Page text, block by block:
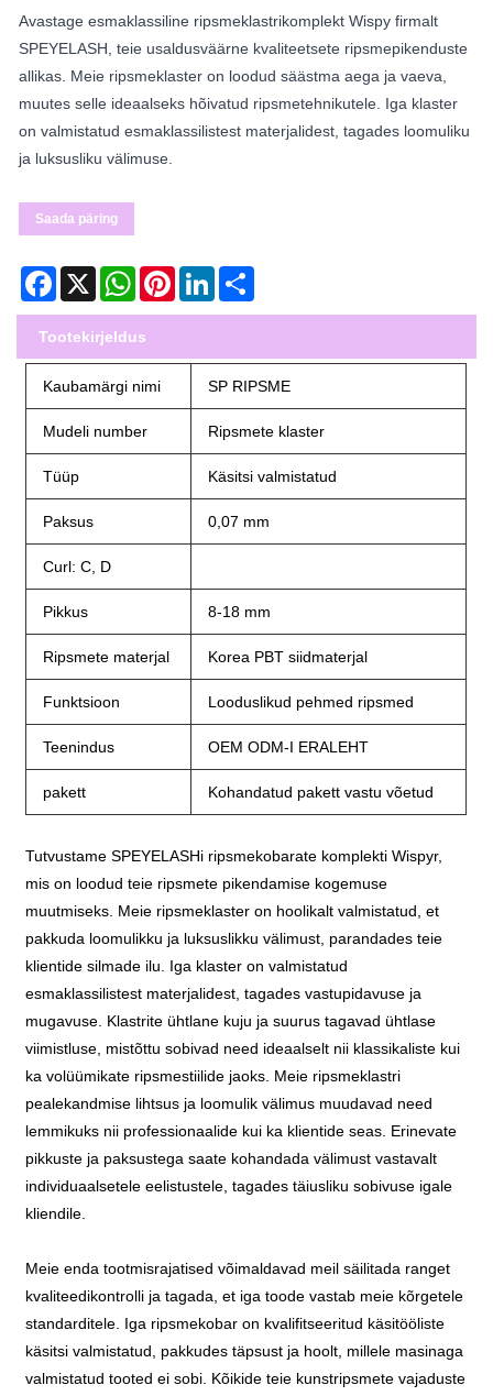
Avastage esmaklassiline ripsmeklastrikomplekt Wispy firmalt
SPEYELASH, teie usaldusväärne kvaliteetsete ripsmepikenduste
allikas. Meie ripsmeklaster on loodud säästma aega ja vaeva,
muutes selle ideaalseks hõivatud ripsmetehnikutele. Iga klaster
on valmistatud esmaklassilistest materjalidest, tagades loomuliku
ja luksusliku välimuse.
Saada päring
Facebook
X WhatsAppPinterestLinkedIn
Tootekirjeldus
Kaubamärgi nimi SP RIPSME
Mudeli number Ripsmete klaster
Tüüp Käsitsi valmistatud
Paksus 0,07 mm
Curl: C, D
Pikkus 8-18 mm
Ripsmete materjal Korea PBT siidmaterjal
Funktsioon Looduslikud pehmed ripsmed
Teenindus OEM ODM-I ERALEHT
pakett Kohandatud pakett vastu võetud
Tutvustame SPEYELASHi ripsmekobarate komplekti Wispyr,
mis on loodud teie ripsmete pikendamise kogemuse
muutmiseks. Meie ripsmeklaster on hoolikalt valmistatud, et
pakkuda loomulikku ja luksuslikku välimust, parandades teie
klientide silmade ilu. Iga klaster on valmistatud
esmaklassilistest materjalidest, tagades vastupidavuse ja
mugavuse. Klastrite ühtlane kuju ja suurus tagavad ühtlase
viimistluse, mistõttu sobivad need ideaalselt nii klassikaliste kui
ka volüümikate ripsmestiilide jaoks. Meie ripsmeklastri
pealekandmise lihtsus ja loomulik välimus muudavad need
lemmikuks nii professionaalide kui ka klientide seas. Erinevate
pikkuste ja paksustega saate kohandada välimust vastavalt
individuaalsetele eelistustele, tagades täiusliku sobivuse igale
kliendile.
Meie enda tootmisrajatised võimaldavad meil säilitada ranget
kvaliteedikontrolli ja tagada, et iga toode vastab meie kõrgetele
standarditele. Iga ripsmekobar on kvalifitseeritud käsitööliste
käsitsi valmistatud, pakkudes täpsust ja hoolt, millele masinaga
valmistatud tooted ei sobi. Kõikide teie kunstripsmete vajaduste